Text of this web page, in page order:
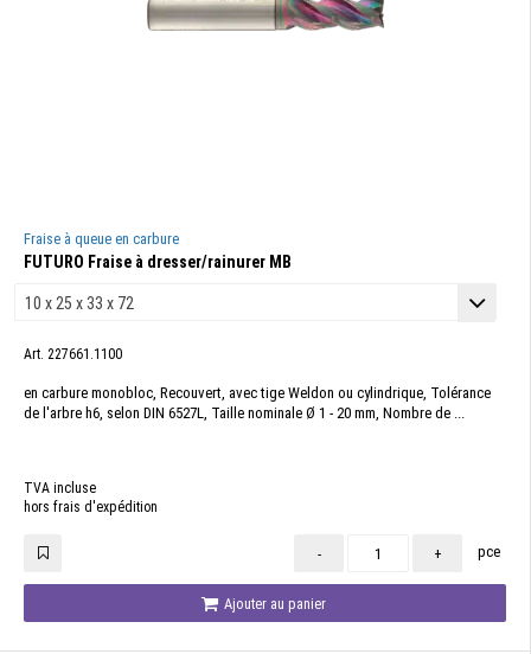
Fraise à queue en carbure
FUTURO Fraise à dresser/rainurer MB
Art. 227661.1100
en carbure monobloc, Recouvert, avec tige Weldon ou cylindrique, Tolérance
de l'arbre h6, selon DIN 6527L, Taille nominale Ø 1 - 20 mm, Nombre de ...
TVA incluse
hors frais d'expédition
- + pce
Ajouter au panier